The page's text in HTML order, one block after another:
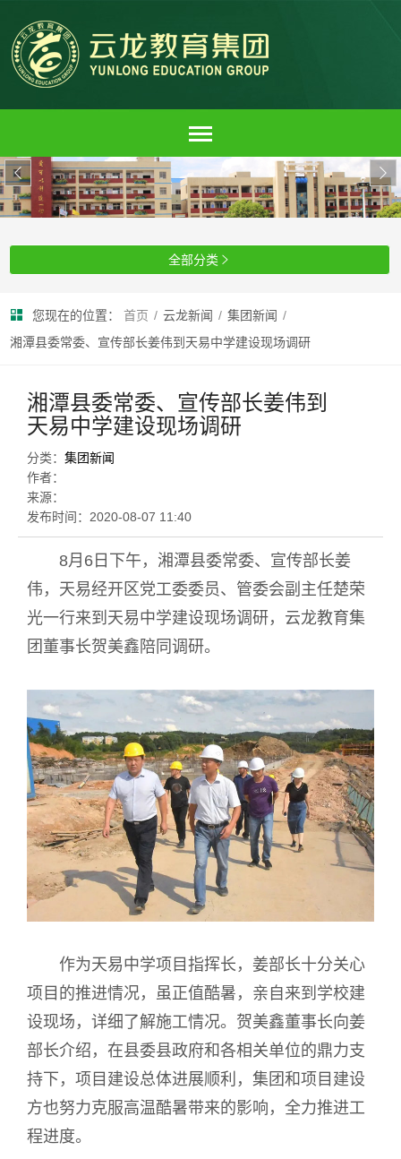
 
全部分类 
您现在的位置： 首页 / 云龙新闻 / 集团新闻 /
湘潭县委常委、宣传部长姜伟到天易中学建设现场调研
湘潭县委常委、宣传部长姜伟到
天易中学建设现场调研
分类： 集团新闻
作者：
来源：
发布时间： 2020-08-07 11:40
8月6日下午，湘潭县委常委、宣传部长姜
伟，天易经开区党工委委员、管委会副主任楚荣
光一行来到天易中学建设现场调研，云龙教育集
团董事长贺美鑫陪同调研。
作为天易中学项目指挥长，姜部长十分关心
项目的推进情况，虽正值酷暑，亲自来到学校建
设现场，详细了解施工情况。贺美鑫董事长向姜
部长介绍，在县委县政府和各相关单位的鼎力支
持下，项目建设总体进展顺利，集团和项目建设
方也努力克服高温酷暑带来的影响，全力推进工
程进度。